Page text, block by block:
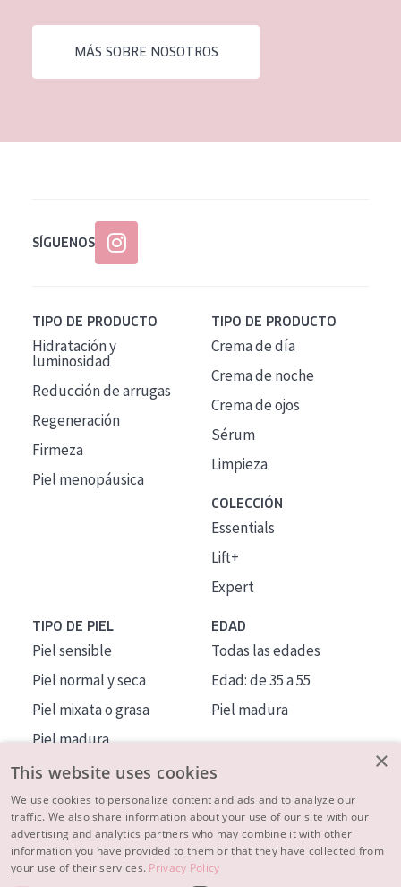
Piel expuesta al sol
Piel menopáusica
Todas las edades
MÁS SOBRE NOSOTROS
SÍGUENOS
TIPO DE PRODUCTO
Hidratación y
luminosidad
Reducción de arrugas
Regeneración
Firmeza
Piel menopáusica
TIPO DE PRODUCTO
Crema de día
Crema de noche
Crema de ojos
Sérum
Limpieza
COLECCIÓN
Essentials
Lift+
Expert
TIPO DE PIEL
Piel sensible
Piel normal y seca
Piel mixata o grasa
Piel madura
Piel expuesta al sol
Piel menopáusica
EDAD
Todas las edades
Edad: de 35 a 55
Piel madura
MÁS SOBRE NOSOTROS
INSPIRACIÓN
×
This website uses cookies
We use cookies to personalize content and ads and to analyze our
traffic. We also share information about your use of our site with our
advertising and analytics partners who may combine it with other
information you have provided to them or that they have collected from
your use of their services. Privacy Policy